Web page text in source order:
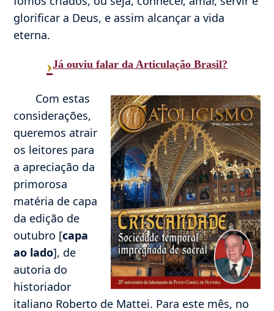
glorificar a Deus, e assim alcançar a vida
eterna.
›Já ouviu falar da Articulação Brasil?
Com estas
considerações,
queremos atrair
os leitores para
a apreciação da
primorosa
matéria de capa
da edição de
outubro [capa
ao lado], de
autoria do
historiador
italiano Roberto de Mattei. Para este mês, no